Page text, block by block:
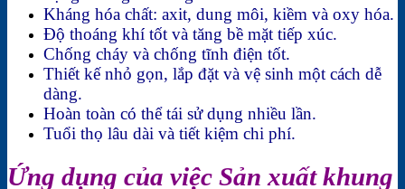
Kháng hóa chất: axit, dung môi, kiềm và oxy hóa.
Độ thoáng khí tốt và tăng bề mặt tiếp xúc.
Chống cháy và chống tĩnh điện tốt.
Thiết kế nhỏ gọn, lắp đặt và vệ sinh một cách dễ
dàng.
Hoàn toàn có thể tái sử dụng nhiều lần.
Tuổi thọ lâu dài và tiết kiệm chi phí.
Ứng dụng của việc Sản xuất khung